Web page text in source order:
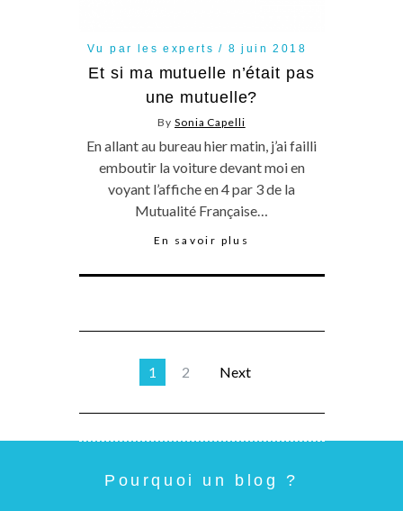
Vu par les experts 8 juin 2018
Et si ma mutuelle n’était pas
une mutuelle?
By Sonia Capelli
En allant au bureau hier matin, j’ai failli
emboutir la voiture devant moi en
voyant l’affiche en 4 par 3 de la
Mutualité Française…
En savoir plus
1 2 Next
Pourquoi un blog ?